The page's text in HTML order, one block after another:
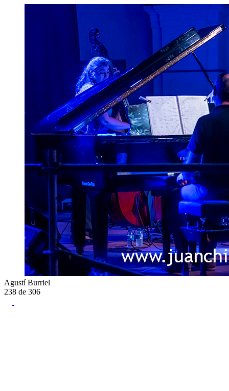
Agustí Burriel
238 de 306